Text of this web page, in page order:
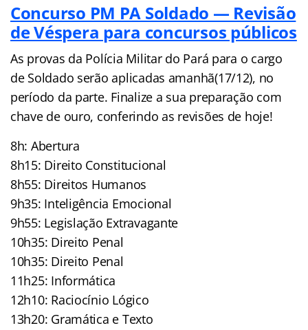
Concurso PM PA Soldado — Revisão
de Véspera para concursos públicos
As provas da Polícia Militar do Pará para o cargo
de Soldado serão aplicadas amanhã(17/12), no
período da parte. Finalize a sua preparação com
chave de ouro, conferindo as revisões de hoje!
8h: Abertura
8h15: Direito Constitucional
8h55: Direitos Humanos
9h35: Inteligência Emocional
9h55: Legislação Extravagante
10h35: Direito Penal
10h35: Direito Penal
11h25: Informática
12h10: Raciocínio Lógico
13h20: Gramática e Texto